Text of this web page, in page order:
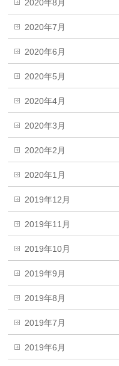
2020年8月
2020年7月
2020年6月
2020年5月
2020年4月
2020年3月
2020年2月
2020年1月
2019年12月
2019年11月
2019年10月
2019年9月
2019年8月
2019年7月
2019年6月